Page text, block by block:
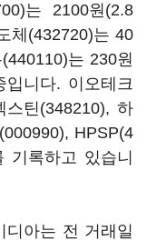
는 2100원(2.8
체(432720)는 40
는 230원
입니다. 이오테크
스틴(348210),하
, HPSP(4
기록하고 있습니
디아는 전 거래일